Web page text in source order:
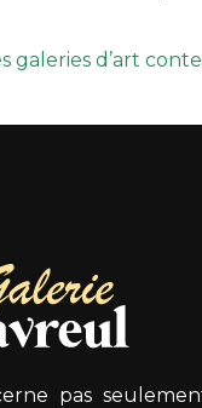
galeries d’art
pas